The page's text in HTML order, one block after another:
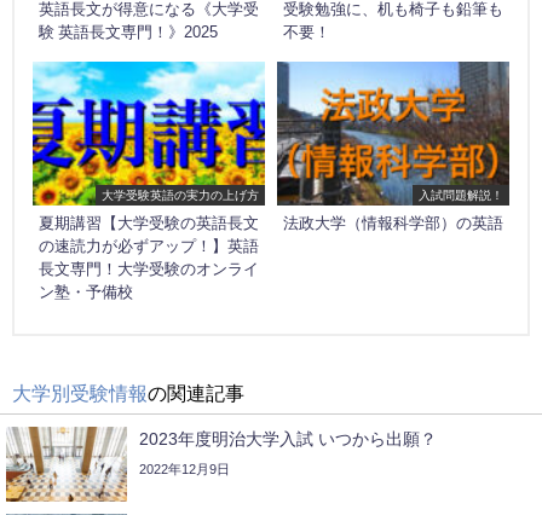
英語長文が得意になる《大学受
験 英語長文専門！》2025
受験勉強に、机も椅子も鉛筆も
不要！
大学受験英語の実力の上げ方
夏期講習【大学受験の英語長文
の速読力が必ずアップ！】英語
長文専門！大学受験のオンライ
ン塾・予備校
入試問題解説！
法政大学（情報科学部）の英語
大学別受験情報の関連記事
2023年度明治大学入試 いつから出願？
2022年12月9日